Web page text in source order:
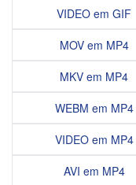
VIDEO em GIF
MOV em MP4
MKV em MP4
WEBM em MP4
VIDEO em MP4
AVI em MP4